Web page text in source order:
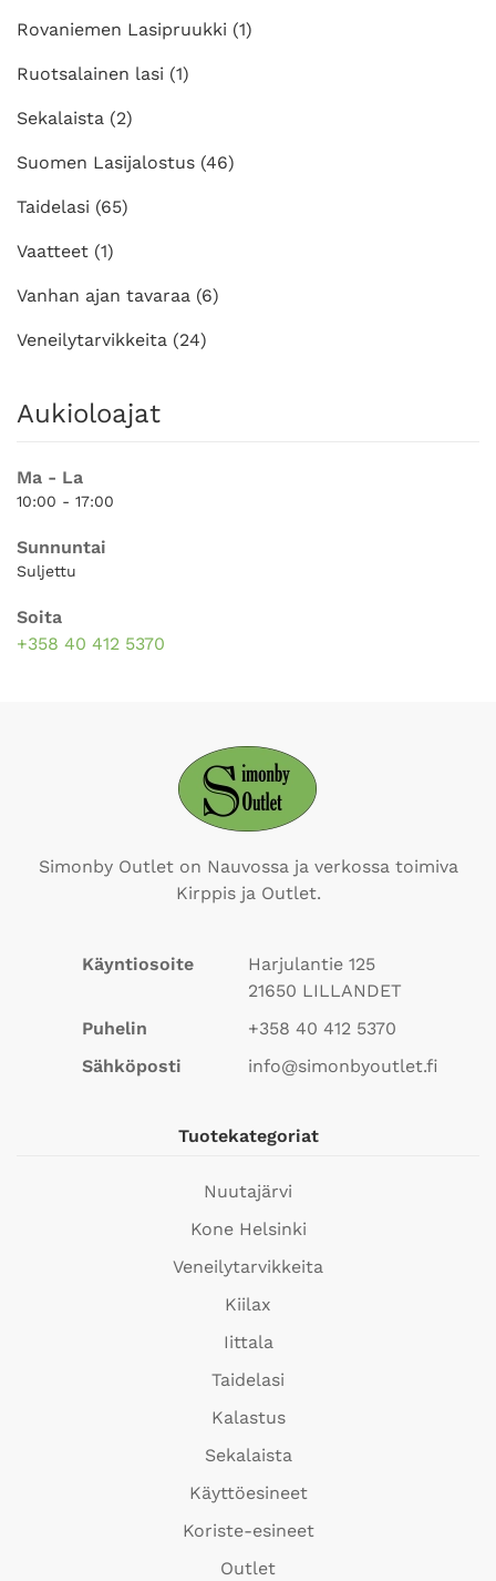
Rovaniemen Lasipruukki (1)
Ruotsalainen lasi (1)
Sekalaista (2)
Suomen Lasijalostus (46)
Taidelasi (65)
Vaatteet (1)
Vanhan ajan tavaraa (6)
Veneilytarvikkeita (24)
Aukioloajat
Ma - La
10:00 - 17:00
Sunnuntai
Suljettu
Soita
+358 40 412 5370
Simonby Outlet on Nauvossa ja verkossa toimiva
Kirppis ja Outlet.
Käyntiosoite
Harjulantie 125
21650 LILLANDET
Puhelin
+358 40 412 5370
Sähköposti
info@simonbyoutlet.fi
Tuotekategoriat
Nuutajärvi
Kone Helsinki
Veneilytarvikkeita
Kiilax
Iittala
Taidelasi
Kalastus
Sekalaista
Käyttöesineet
Koriste-esineet
Outlet